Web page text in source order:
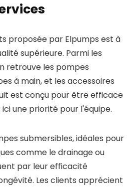
proposée par Elpumps est à
supérieure. Parmi les
retrouve les pompes
à main, et les accessoires
est conçu pour être efficace
une priorité pour l'équipe.
submersibles, idéales pour
comme le drainage ou
par leur efficacité
Les clients apprécient